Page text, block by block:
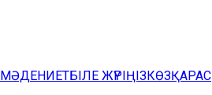
МӘДЕНИЕТБІЛЕ ЖҮРІҢІЗКӨЗҚАРАС